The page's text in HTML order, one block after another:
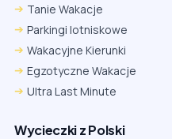
Tanie Wakacje
Parkingi lotniskowe
Wakacyjne Kierunki
Egzotyczne Wakacje
Ultra Last Minute
Wycieczki z Polski